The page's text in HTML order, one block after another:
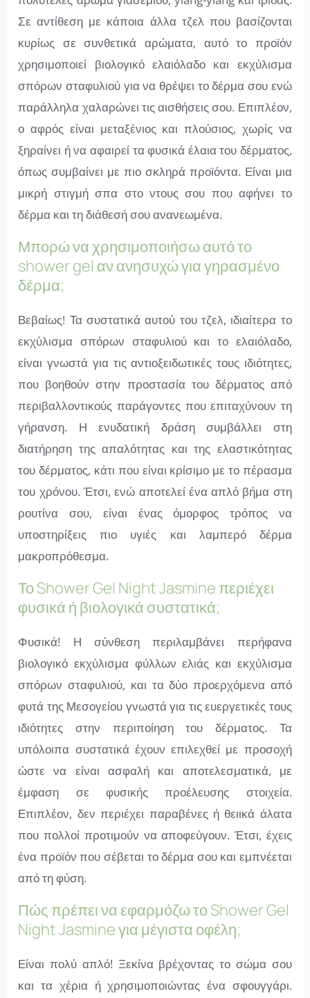
Σε αντίθεση με κάποια άλλα τζελ που βασίζονται
κυρίως σε συνθετικά αρώματα, αυτό το προϊόν
χρησιμοποιεί βιολογικό ελαιόλαδο και εκχύλισμα
σπόρων σταφυλιού για να θρέψει το δέρμα σου ενώ
παράλληλα χαλαρώνει τις αισθήσεις σου. Επιπλέον,
ο αφρός είναι μεταξένιος και πλούσιος, χωρίς να
ξηραίνει ή να αφαιρεί τα φυσικά έλαια του δέρματος,
όπως συμβαίνει με πιο σκληρά προϊόντα. Είναι μια
μικρή στιγμή σπα στο ντους σου που αφήνει το
δέρμα και τη διάθεσή σου ανανεωμένα.
Μπορώ να χρησιμοποιήσω αυτό το
shower gel αν ανησυχώ για γηρασμένο
δέρμα;
Βεβαίως! Τα συστατικά αυτού του τζελ, ιδιαίτερα το
εκχύλισμα σπόρων σταφυλιού και το ελαιόλαδο,
είναι γνωστά για τις αντιοξειδωτικές τους ιδιότητες,
που βοηθούν στην προστασία του δέρματος από
περιβαλλοντικούς παράγοντες που επιταχύνουν τη
γήρανση. Η ενυδατική δράση συμβάλλει στη
διατήρηση της απαλότητας και της ελαστικότητας
του δέρματος, κάτι που είναι κρίσιμο με το πέρασμα
του χρόνου. Έτσι, ενώ αποτελεί ένα απλό βήμα στη
ρουτίνα σου, είναι ένας όμορφος τρόπος να
υποστηρίξεις πιο υγιές και λαμπερό δέρμα
μακροπρόθεσμα.
Το Shower Gel Night Jasmine περιέχει
φυσικά ή βιολογικά συστατικά;
Φυσικά! Η σύνθεση περιλαμβάνει περήφανα
βιολογικό εκχύλισμα φύλλων ελιάς και εκχύλισμα
σπόρων σταφυλιού, και τα δύο προερχόμενα από
φυτά της Μεσογείου γνωστά για τις ευεργετικές τους
ιδιότητες στην περιποίηση του δέρματος. Τα
υπόλοιπα συστατικά έχουν επιλεχθεί με προσοχή
ώστε να είναι ασφαλή και αποτελεσματικά, με
έμφαση σε φυσικής προέλευσης στοιχεία.
Επιπλέον, δεν περιέχει παραβένες ή θειικά άλατα
που πολλοί προτιμούν να αποφεύγουν. Έτσι, έχεις
ένα προϊόν που σέβεται το δέρμα σου και εμπνέεται
από τη φύση.
Πώς πρέπει να εφαρμόζω το Shower Gel
Night Jasmine για μέγιστα οφέλη;
Είναι πολύ απλό! Ξεκίνα βρέχοντας το σώμα σου
και τα χέρια ή χρησιμοποιώντας ένα σφουγγάρι.